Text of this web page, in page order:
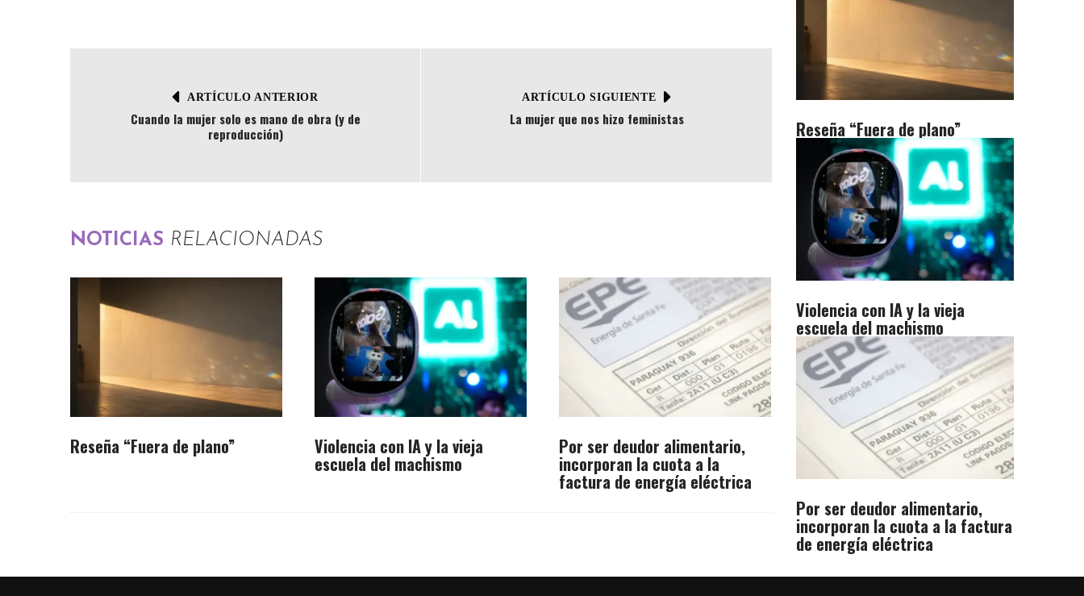
ARTÍCULO ANTERIOR
Cuando la mujer solo es mano de obra (y de
reproducción)
ARTÍCULO SIGUIENTE
La mujer que nos hizo feministas
NOTICIAS RELACIONADAS
Reseña “Fuera de plano” Violencia con IA y la vieja
escuela del machismo
Por ser deudor alimentario,
incorporan la cuota a la
factura de energía eléctrica
Reseña “Fuera de plano”
Violencia con IA y la vieja
escuela del machismo
Por ser deudor alimentario,
incorporan la cuota a la factura
de energía eléctrica